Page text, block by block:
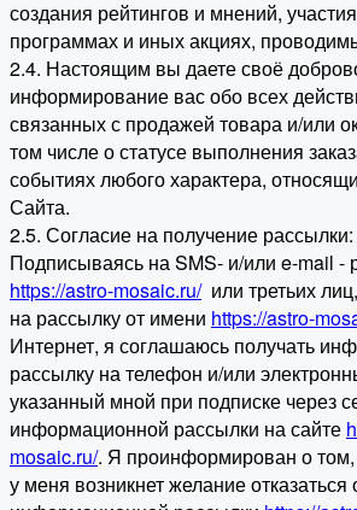
создания рейтингов и мнений,
программах и иных акциях,
2.4. Настоящим вы даете своё
информирование вас обо всех
связанных с продажей товара и/или
том числе о статусе выполнения
событиях любого характера,
Сайта.
2.5. Согласие на получение рассылки:
Подписываясь на SMS- и/или e-mail -
https://astro-mosaic.ru/или третьих
на рассылку от имени https://astro-
Интернет, я соглашаюсь получать
рассылку на телефон и/или
указанный мной при подписке через
информационной рассылки на сайте
mosaic.ru/. Я проинформирован о том,
у меня возникнет желание отказаться